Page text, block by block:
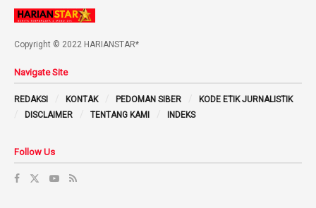
Copyright © 2022 HARIANSTAR*
Navigate Site
REDAKSI KONTAK PEDOMAN SIBER
KODE ETIK JURNALISTIK
DISCLAIMER
TENTANG KAMI INDEKS
Follow Us